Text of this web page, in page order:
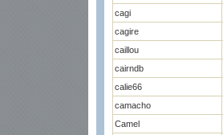
cagi
cagire
caillou
cairndb
calie66
camacho
Camel